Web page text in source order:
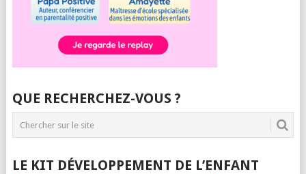
QUE RECHERCHEZ-VOUS ?
LE KIT DÉVELOPPEMENT DE L’ENFANT